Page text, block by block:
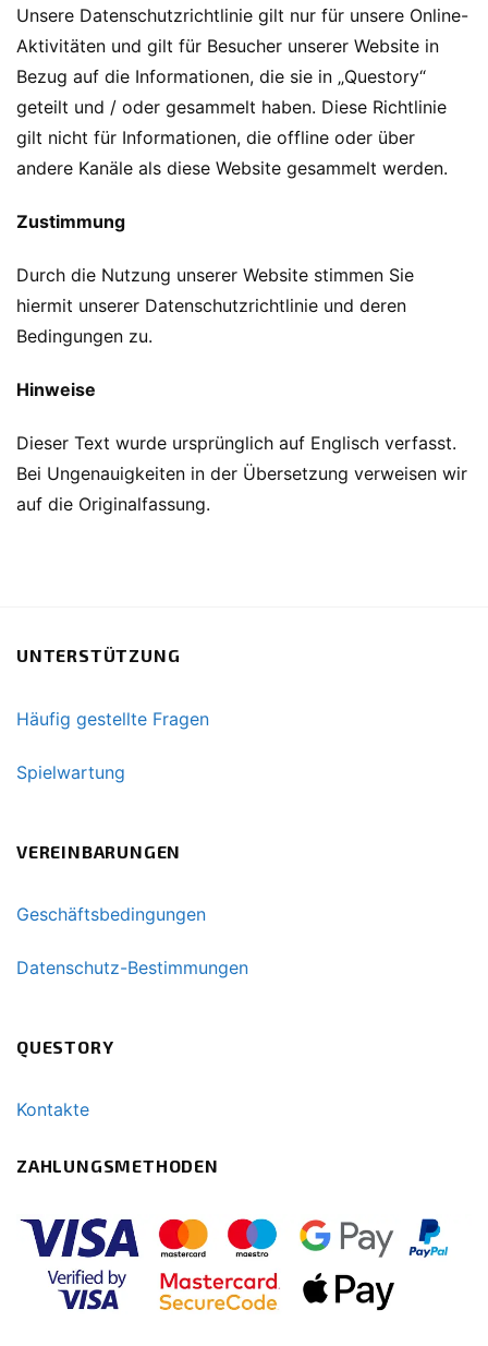
Unsere Datenschutzrichtlinie gilt nur für unsere Online-
Aktivitäten und gilt für Besucher unserer Website in
Bezug auf die Informationen, die sie in „Questory“
geteilt und / oder gesammelt haben. Diese Richtlinie
gilt nicht für Informationen, die offline oder über
andere Kanäle als diese Website gesammelt werden.
Zustimmung
Durch die Nutzung unserer Website stimmen Sie
hiermit unserer Datenschutzrichtlinie und deren
Bedingungen zu.
Hinweise
Dieser Text wurde ursprünglich auf Englisch verfasst.
Bei Ungenauigkeiten in der Übersetzung verweisen wir
auf die Originalfassung.
UNTERSTÜTZUNG
Häufig gestellte Fragen
Spielwartung
VEREINBARUNGEN
Geschäftsbedingungen
Datenschutz-Bestimmungen
QUESTORY
Kontakte
ZAHLUNGSMETHODEN